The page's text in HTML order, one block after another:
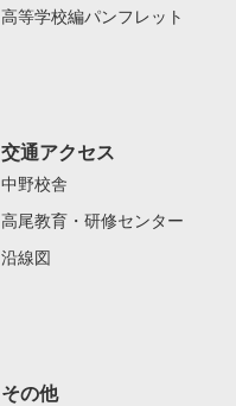
高等学校編パンフレット
交通アクセス
中野校舎
高尾教育・研修センター
沿線図
その他